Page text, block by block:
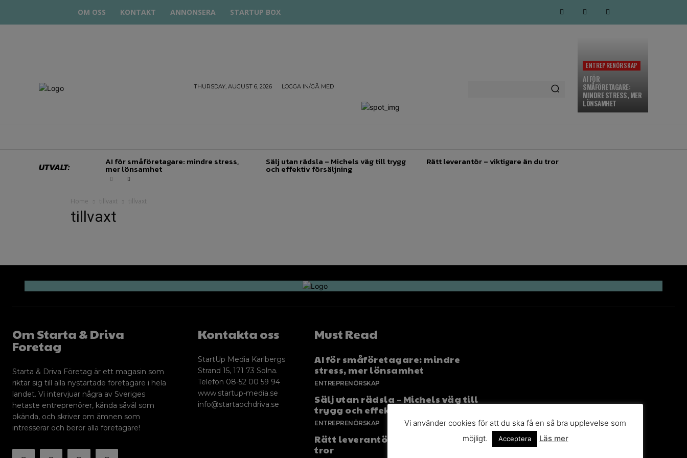
OM OSS KONTAKT ANNONSERA STARTUP BOX
THURSDAY, AUGUST 6, 2026 LOGGA IN/GÅ MED
ENTREPRENÖRSKAP
AI FÖR
SMÅFÖRETAGARE:
MINDRE STRESS, MER
LÖNSAMHET
UTVALT: AI för småföretagare: mindre stress,
mer lönsamhet
Sälj utan rädsla – Michels väg till trygg
och effektiv försäljning
Rätt leverantör – viktigare än du tror
Home tillvaxt tillvaxt
tillvaxt
Om Starta & Driva
Foretag
Starta & Driva Företag är ett magasin som
riktar sig till alla nystartade företagare i hela
landet. Vi intervjuar några av Sveriges
hetaste entreprenörer, kända såväl som
okända, och skriver om ämnen som
intresserar och berör alla företagare!
Kontakta oss
StartUp Media Karlbergs
Strand 15, 171 73 Solna.
Telefon 08-52 00 59 94
www.startup-media.se
info@startaochdriva.se
Must Read
AI för småföretagare: mindre
stress, mer lönsamhet
ENTREPRENÖRSKAP
Sälj utan rädsla – Michels väg till
trygg och effektiv försäljning
ENTREPRENÖRSKAP
Rätt leverantör – viktigare än du
tror
Vi använder cookies för att du ska få en så bra upplevelse som
möjligt.
Acceptera Läs mer